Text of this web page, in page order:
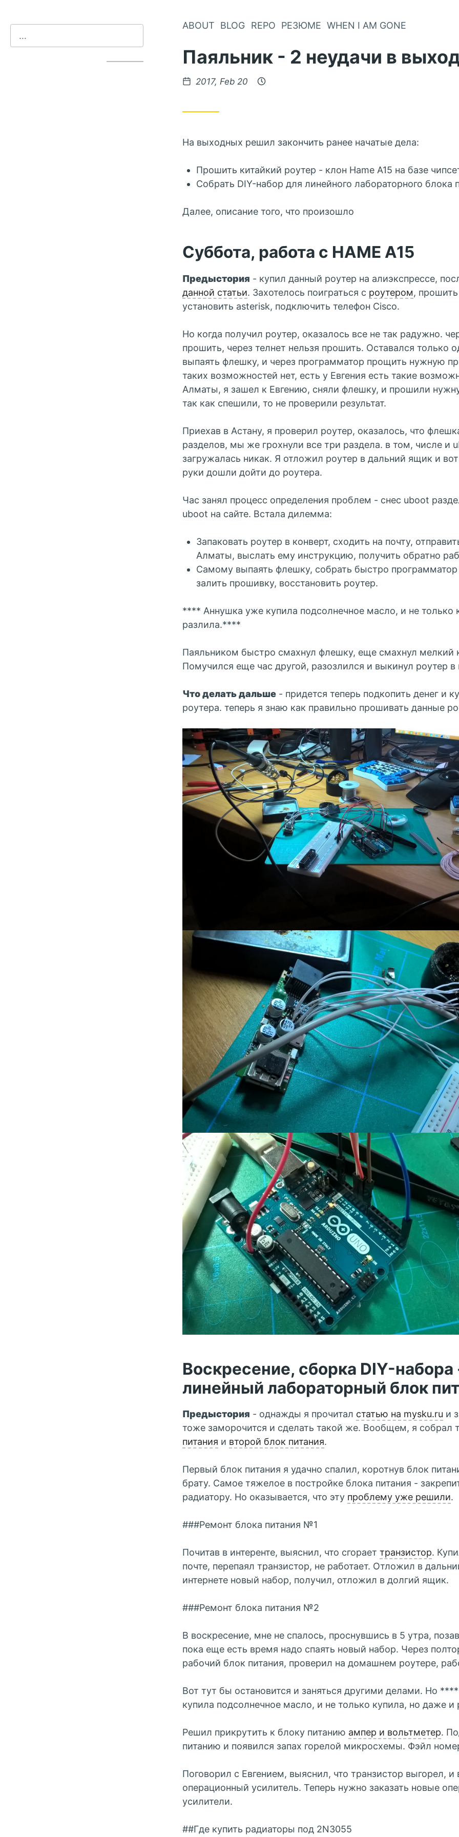
ABOUT BLOG REPO РЕЗЮМЕ WHEN I AM GONE
Паяльник - 2 неудачи в
2017, Feb 20
На выходных решил закончить ранее начатые дела:
Прошить китайкий роутер - клон Hame A15 на базе
Собрать DIY-набор для линейного лабораторного блока
Далее, описание того, что произошло
Суббота, работа с HAME A15
Предыстория - купил данный роутер на алиэкспрессе,
данной статьи. Захотелось поиграться с роутером,
установить asterisk, подключить телефон Cisco.
Но когда получил роутер, оказалось все не так радужно.
прошить, через телнет нельзя прошить. Оставался только
выпаять флешку, и через программатор прощить нужную
таких возможностей нет, есть у Евгения есть такие
Алматы, я зашел к Евгению, сняли флешку, и прошили
так как спешили, то не проверили результат.
Приехав в Астану, я проверил роутер, оказалось, что
разделов, мы же грохнули все три раздела. в том, числе и
загружалась никак. Я отложил роутер в дальний ящик и
руки дошли дойти до роутера.
Час занял процесс определения проблем - снес uboot
uboot на сайте. Встала дилемма:
Запаковать роутер в конверт, сходить на почту,
Алматы, выслать ему инструкцию, получить обратно
Самому выпаять флешку, собрать быстро программатор
залить прошивку, восстановить роутер.
**** Аннушка уже купила подсолнечное масло, и не только
разлила.****
Паяльником быстро смахнул флешку, еще смахнул мелкий
Помучился еще час другой, разозлился и выкинул роутер в
Что делать дальше - придется теперь подкопить денег и
роутера. теперь я знаю как правильно прошивать данные
Воскресение, сборка DIY-набора
линейный лабораторный блок
Предыстория - однажды я прочитал статью на mysku.ru и
тоже заморочится и сделать такой же. Вообщем, я собрал
питания и второй блок питания.
Первый блок питания я удачно спалил, коротнув блок
брату. Самое тяжелое в постройке блока питания -
радиатору. Но оказывается, что эту проблему уже решили.
###Ремонт блока питания №1
Почитав в интеренте, выяснил, что сгорает транзистор.
почте, перепаял транзистор, не работает. Отложил в
интернете новый набор, получил, отложил в долгий ящик.
###Ремонт блока питания №2
В воскресение, мне не спалось, проснувшись в 5 утра,
пока еще есть время надо спаять новый набор. Через
рабочий блок питания, проверил на домашнем роутере,
Вот тут бы остановится и заняться другими делами. Но
купила подсолнечное масло, и не только купила, но даже
Решил прикрутить к блоку питанию ампер и вольтметер.
питанию и появился запах горелой микросхемы. Фэйл
Поговорил с Евгением, выяснил, что транзистор выгорел, и
операционный усилитель. Теперь нужно заказать новые
усилители.
##Где купить радиаторы под 2N3055